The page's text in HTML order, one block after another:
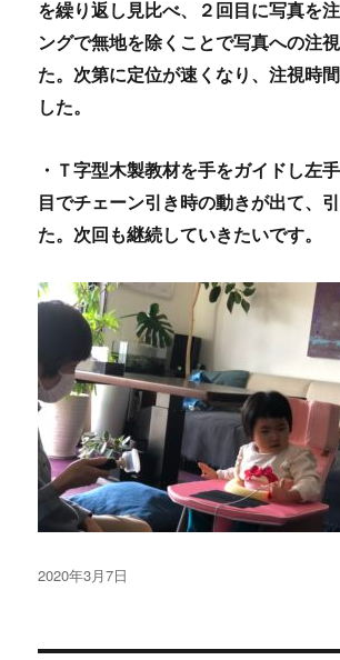
を繰り返し見比べ、２回目に写真を
ングで無地を除くことで写真への注
た。次第に定位が速くなり、注視時
した。
・Ｔ字型木製教材を手をガイドし左
目でチェーン引き時の動きが出て、
た。次回も継続していきたいです。
投
2020年3月7日